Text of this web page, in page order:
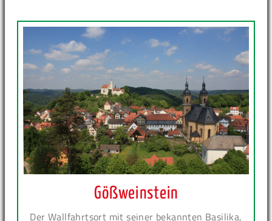
Gößweinstein
Der Wallfahrtsort mit seiner bekannten Basilika,